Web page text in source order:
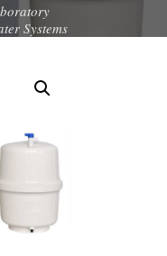
Systems